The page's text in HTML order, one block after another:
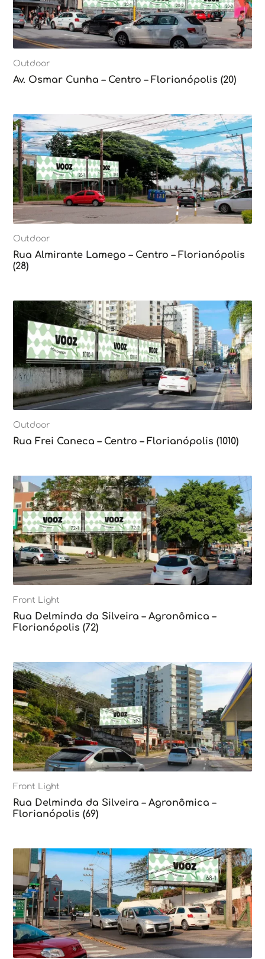
Outdoor
Av. Osmar Cunha – Centro – Florianópolis (20)
Outdoor
Rua Almirante Lamego – Centro – Florianópolis
(28)
Outdoor
Rua Frei Caneca – Centro – Florianópolis (1010)
Front Light
Rua Delminda da Silveira – Agronômica –
Florianópolis (72)
Front Light
Rua Delminda da Silveira – Agronômica –
Florianópolis (69)